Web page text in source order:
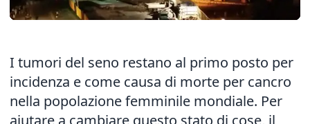
I tumori del seno restano al primo posto per
incidenza e come causa di morte per cancro
nella popolazione femminile mondiale. Per
aiutare a cambiare questo stato di cose, il